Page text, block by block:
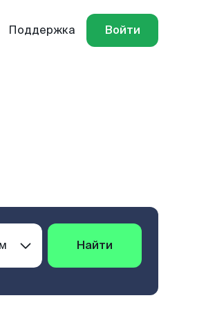
Поддержка Войти
Найти